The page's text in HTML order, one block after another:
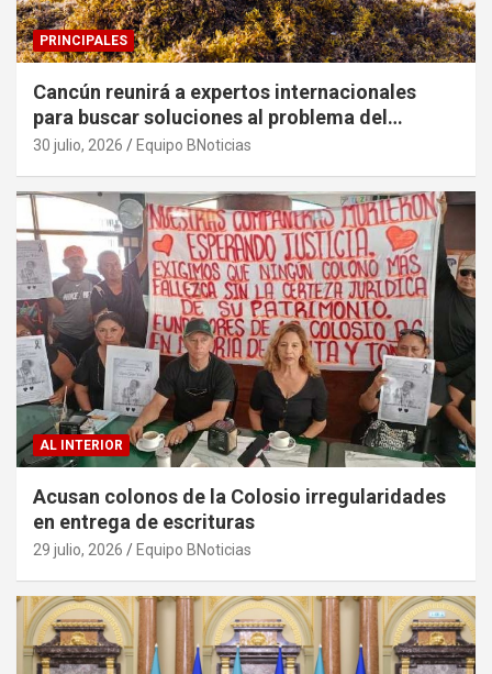
PRINCIPALES
Cancún reunirá a expertos internacionales
para buscar soluciones al problema del
sargazo
30 julio, 2026 Equipo BNoticias
AL INTERIOR
Acusan colonos de la Colosio irregularidades
en entrega de escrituras
29 julio, 2026 Equipo BNoticias